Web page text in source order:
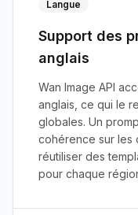
Langue
Support des
anglais
Wan Image API
anglais, ce qui le
globales. Un
cohérence sur les
réutiliser des
pour chaque